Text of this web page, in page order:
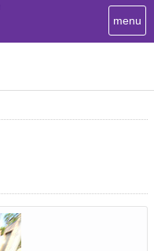
T
o
a
t
menu